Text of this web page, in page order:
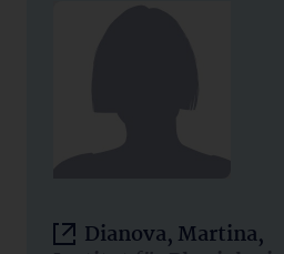
Dianova, Martina,